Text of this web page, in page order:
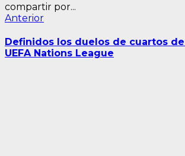
compartir por...
Navegación
de
entradas
AnteriorEntrada
Definidos los duelos de cuartos
UEFA Nations League